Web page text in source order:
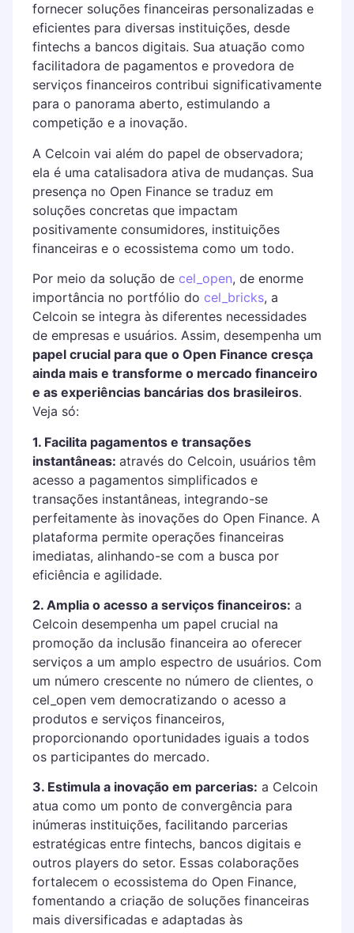
fornecer soluções financeiras personalizadas e
eficientes para diversas instituições, desde
fintechs a bancos digitais. Sua atuação como
facilitadora de pagamentos e provedora de
serviços financeiros contribui significativamente
para o panorama aberto, estimulando a
competição e a inovação.
A Celcoin vai além do papel de observadora;
ela é uma catalisadora ativa de mudanças. Sua
presença no Open Finance se traduz em
soluções concretas que impactam
positivamente consumidores, instituições
financeiras e o ecossistema como um todo.
Por meio da solução de cel_open, de enorme
importância no portfólio do cel_bricks, a
Celcoin se integra às diferentes necessidades
de empresas e usuários. Assim, desempenha um
papel crucial para que o Open Finance cresça
ainda mais e transforme o mercado financeiro
e as experiências bancárias dos brasileiros.
Veja só:
1. Facilita pagamentos e transações
instantâneas: através do Celcoin, usuários têm
acesso a pagamentos simplificados e
transações instantâneas, integrando-se
perfeitamente às inovações do Open Finance. A
plataforma permite operações financeiras
imediatas, alinhando-se com a busca por
eficiência e agilidade.
2. Amplia o acesso a serviços financeiros: a
Celcoin desempenha um papel crucial na
promoção da inclusão financeira ao oferecer
serviços a um amplo espectro de usuários. Com
um número crescente no número de clientes, o
cel_open vem democratizando o acesso a
produtos e serviços financeiros,
proporcionando oportunidades iguais a todos
os participantes do mercado.
3. Estimula a inovação em parcerias: a Celcoin
atua como um ponto de convergência para
inúmeras instituições, facilitando parcerias
estratégicas entre fintechs, bancos digitais e
outros players do setor. Essas colaborações
fortalecem o ecossistema do Open Finance,
fomentando a criação de soluções financeiras
mais diversificadas e adaptadas às